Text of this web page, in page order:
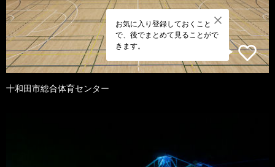
お気に入り登録しておくこと
で、後でまとめて見ることがで
きます。
十和田市総合体育センター